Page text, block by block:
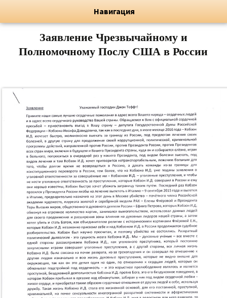
Флёрова Елена Николаевна
Художник, Официальный сайт
Навигация
Заявление Чрезвычайному и
Полномочному Послу США в России